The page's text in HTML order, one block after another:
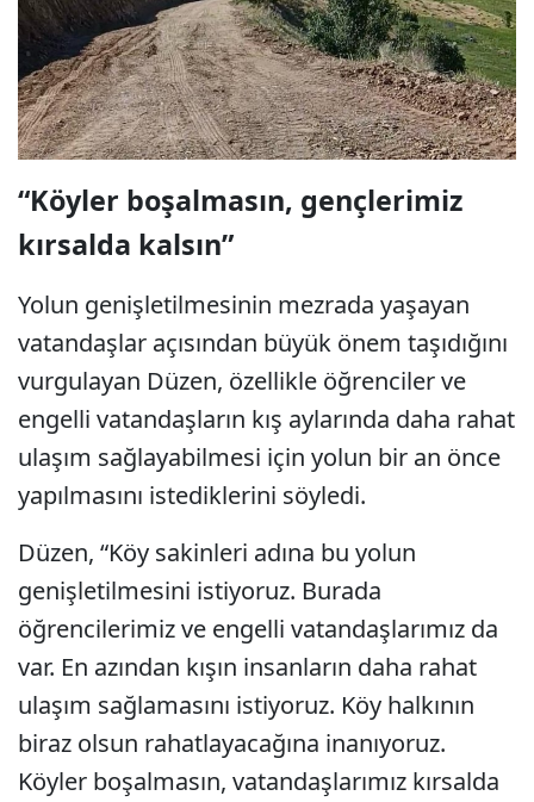
“Köyler boşalmasın, gençlerimiz
kırsalda kalsın”
Yolun genişletilmesinin mezrada yaşayan
vatandaşlar açısından büyük önem taşıdığını
vurgulayan Düzen, özellikle öğrenciler ve
engelli vatandaşların kış aylarında daha rahat
ulaşım sağlayabilmesi için yolun bir an önce
yapılmasını istediklerini söyledi.
Düzen, “Köy sakinleri adına bu yolun
genişletilmesini istiyoruz. Burada
öğrencilerimiz ve engelli vatandaşlarımız da
var. En azından kışın insanların daha rahat
ulaşım sağlamasını istiyoruz. Köy halkının
biraz olsun rahatlayacağına inanıyoruz.
Köyler boşalmasın, vatandaşlarımız kırsalda